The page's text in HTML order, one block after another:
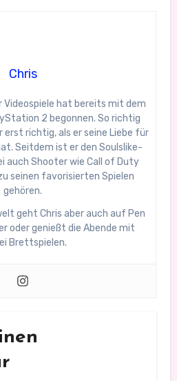
Chris
Videospiele hat bereits mit dem
2 begonnen. So richtig
erst richtig, als er seine Liebe für
Seitdem ist er den Soulslike-
auch Shooter wie Call of Duty
seinen favorisierten Spielen
gehören.
geht Chris aber auch auf Pen
oder genießt die Abende mit
Brettspielen.